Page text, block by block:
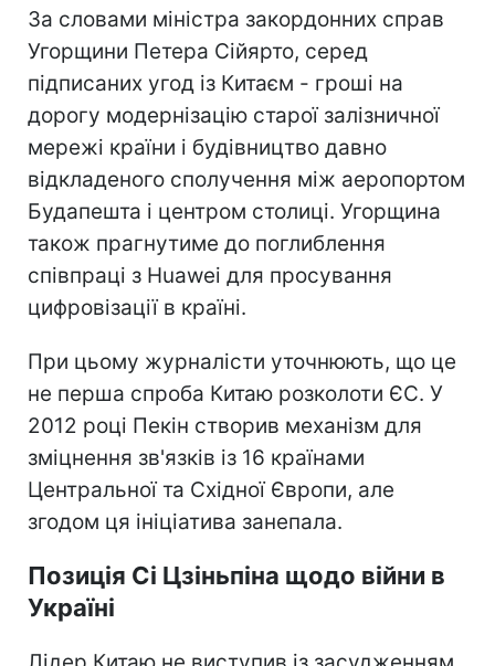
За словами міністра закордонних справ
Угорщини Петера Сійярто, серед
підписаних угод із Китаєм - гроші на
дорогу модернізацію старої залізничної
мережі країни і будівництво давно
відкладеного сполучення між аеропортом
Будапешта і центром столиці. Угорщина
також прагнутиме до поглиблення
співпраці з Huawei для просування
цифровізації в країні.
При цьому журналісти уточнюють, що це
не перша спроба Китаю розколоти ЄС. У
2012 році Пекін створив механізм для
зміцнення зв'язків із 16 країнами
Центральної та Східної Європи, але
згодом ця ініціатива занепала.
Позиція Сі Цзіньпіна щодо війни в
Україні